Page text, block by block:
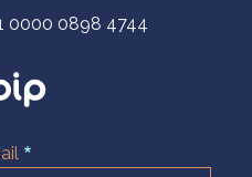
0000 0898 4744